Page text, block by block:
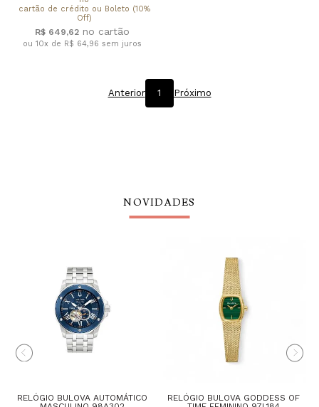
cartão de crédito ou Boleto (10%
Off)
R$ 649,62
ou 10x de R$ 64,96 sem juros
Anterior 1 Próximo
NOVIDADES
RELÓGIO BULOVA AUTOMÁTICO
RELÓGIO BULOVA GODDESS OF